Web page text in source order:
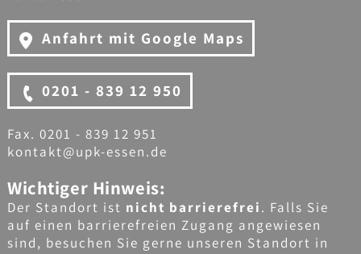
Anfahrt mit Google Maps
0201 - 839 12 950
Fax. 0201 - 839 12 951
kontakt@upk-essen.de
Wichtiger Hinweis:
Der Standort ist nicht barrierefrei. Falls Sie
auf einen barrierefreien Zugang angewiesen
sind, besuchen Sie gerne unseren Standort in